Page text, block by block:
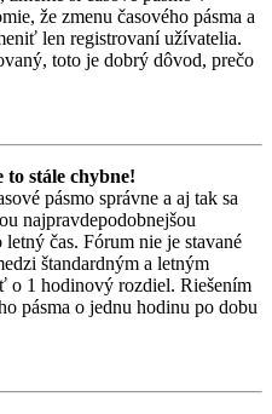
že zmenu časového pásma a
len registrovaní užívatelia.
toto je dobrý dôvod, prečo
to stále chybne!
pásmo správne a aj tak sa
najpravdepodobnejšou
čas. Fórum nie je stavané
štandardným a letným
o 1 hodinový rozdiel. Riešením
pásma o jednu hodinu po dobu